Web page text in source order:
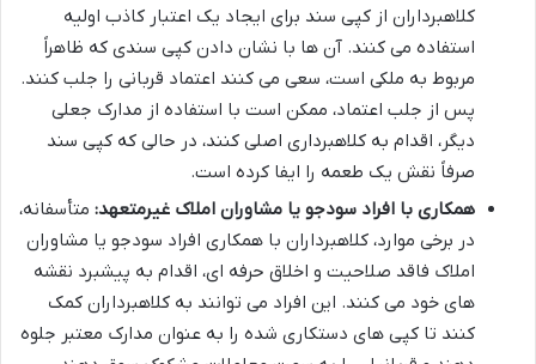
کلاهبرداران از کپی سند برای ایجاد یک اعتبار کاذب اولیه
استفاده می کنند. آن ها با نشان دادن کپی سندی که ظاهراً
مربوط به ملکی است، سعی می کنند اعتماد قربانی را جلب کنند.
پس از جلب اعتماد، ممکن است با استفاده از مدارک جعلی
دیگر، اقدام به کلاهبرداری اصلی کنند، در حالی که کپی سند
صرفاً نقش یک طعمه را ایفا کرده است.
همکاری با افراد سودجو یا مشاوران املاک غیرمتعهد: متأسفانه،
در برخی موارد، کلاهبرداران با همکاری افراد سودجو یا مشاوران
املاک فاقد صلاحیت و اخلاق حرفه ای، اقدام به پیشبرد نقشه
های خود می کنند. این افراد می توانند به کلاهبرداران کمک
کنند تا کپی های دستکاری شده را به عنوان مدارک معتبر جلوه